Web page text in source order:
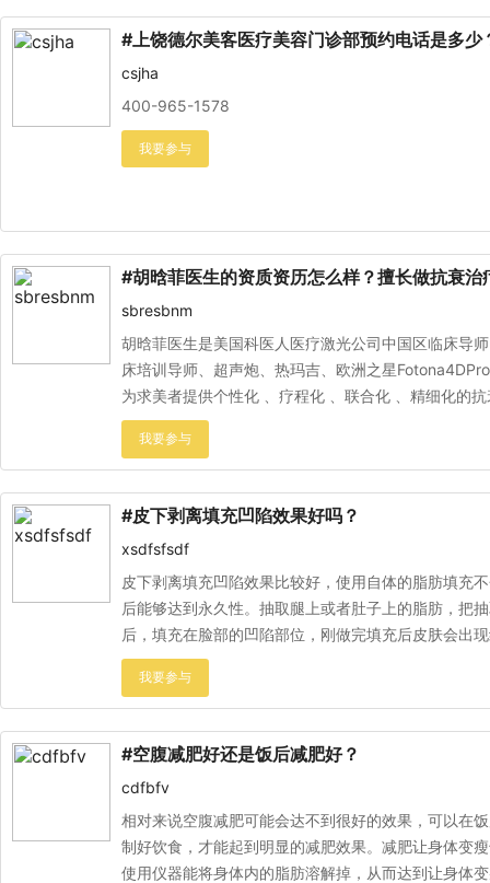
#上饶德尔美客医疗美容门诊部预约电话是多少
csjha
400-965-1578
#胡晗菲医生的资质资历怎么样？擅长做抗衰治
sbresbnm
胡晗菲医生是美国科医人医疗激光公司中国区临床导
床培训导师、超声炮、热玛吉、欧洲之星
为求美者提供个性化 、疗程化 、联合化 、精细化的
#皮下剥离填充凹陷效果好吗？
xsdfsfsdf
皮下剥离填充凹陷效果比较好，使用自体的脂肪填充
后能够达到永久性。抽取腿上或者肚子上的脂肪，把
后，填充在脸部的凹陷部位，刚做完填充后皮肤会出
护理...
#空腹减肥好还是饭后减肥好？
cdfbfv
相对来说空腹减肥可能会达不到很好的效果，可以在
制好饮食，才能起到明显的减肥效果。减肥让身体变
使用仪器能将身体内的脂肪溶解掉，从而达到让身体